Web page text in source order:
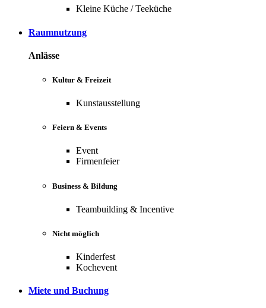
Kleine Küche / Teeküche
Raumnutzung
Anlässe
Kultur & Freizeit
Kunstausstellung
Feiern & Events
Event
Firmenfeier
Business & Bildung
Teambuilding & Incentive
Nicht möglich
Kinderfest
Kochevent
Miete und Buchung